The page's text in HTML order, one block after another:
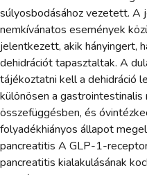
súlyosbodásához vezetett.
nemkívánatos események
jelentkezett, akik hányingert,
dehidrációt tapasztaltak. A
tájékoztatni kell a dehidráció
különösen a
összefüggésben, és
folyadékhiányos állapot
pancreatitis A GLP-1-
pancreatitis kialakulásának